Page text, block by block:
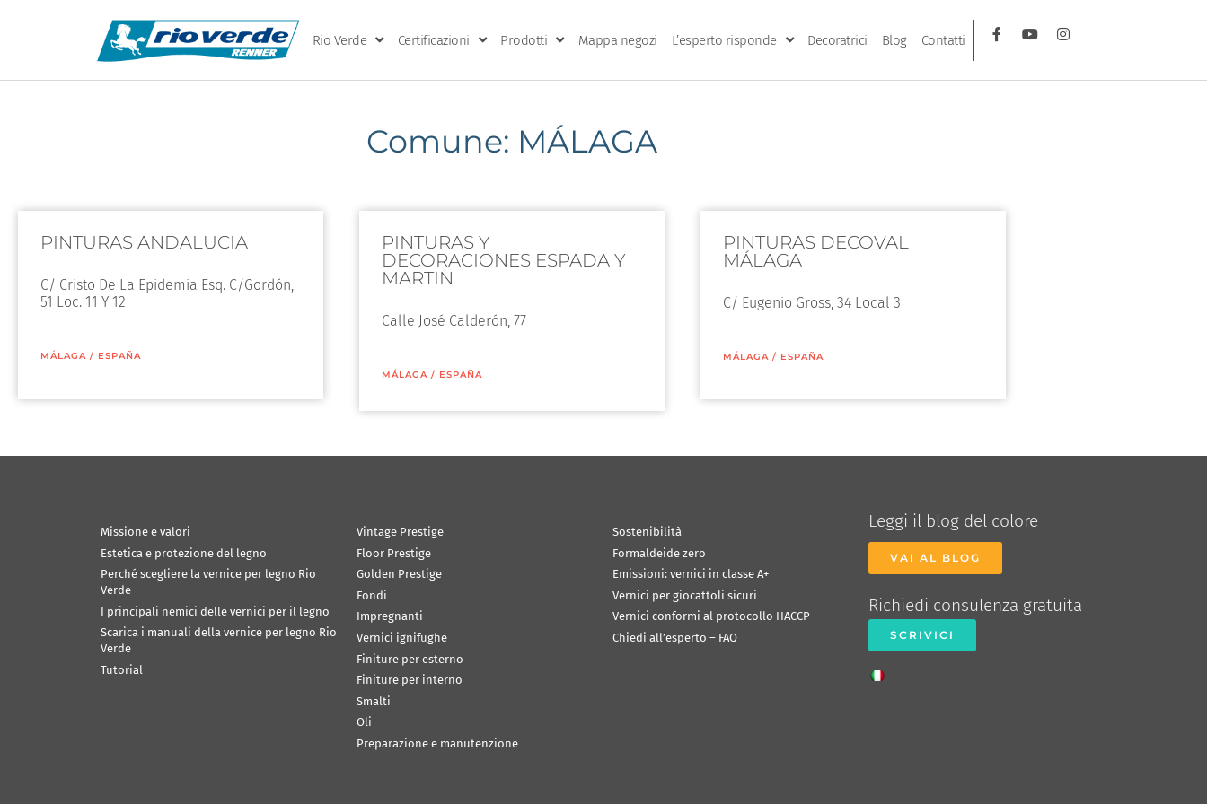
Rio Verde Certificazioni Prodotti Mappa negozi L’esperto risponde Decoratrici Blog Contatti
Comune: MÁLAGA
PINTURAS ANDALUCIA
C/ Cristo De La Epidemia Esq. C/Gordón,
51 Loc. 11 Y 12
MÁLAGA / ESPAÑA
PINTURAS Y
DECORACIONES ESPADA Y
MARTIN
Calle José Calderón, 77
MÁLAGA / ESPAÑA
PINTURAS DECOVAL
MÁLAGA
C/ Eugenio Gross, 34 Local 3
MÁLAGA / ESPAÑA
Missione e valori
Estetica e protezione del legno
Perché scegliere la vernice per legno Rio
Verde
I principali nemici delle vernici per il legno
Scarica i manuali della vernice per legno Rio
Verde
Tutorial
Vintage Prestige
Floor Prestige
Golden Prestige
Fondi
Impregnanti
Vernici ignifughe
Finiture per esterno
Finiture per interno
Smalti
Oli
Preparazione e manutenzione
Sostenibilità
Formaldeide zero
Emissioni: vernici in classe A+
Vernici per giocattoli sicuri
Vernici conformi al protocollo HACCP
Chiedi all’esperto – FAQ
Leggi il blog del colore
VAI AL BLOG
Richiedi consulenza gratuita
SCRIVICI